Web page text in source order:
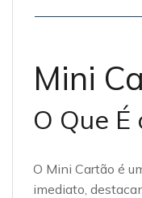
Mini
O Que
O Mini Cartão é
imediato,